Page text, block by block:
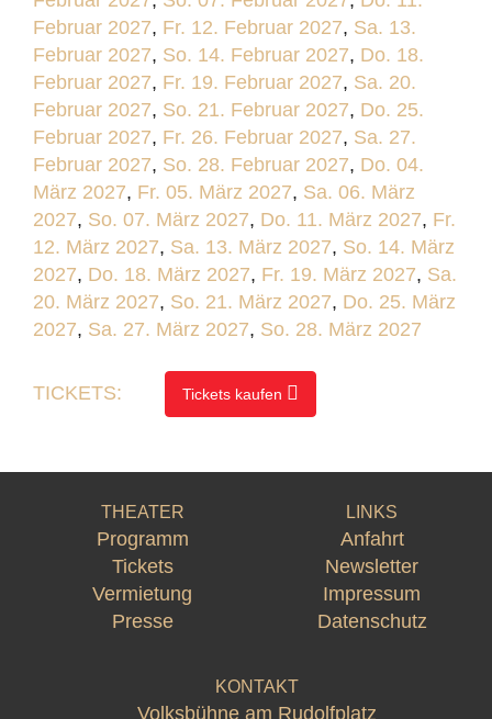
Februar 2027, Fr. 12. Februar 2027, Sa. 13.
Februar 2027, So. 14. Februar 2027, Do. 18.
Februar 2027, Fr. 19. Februar 2027, Sa. 20.
Februar 2027, So. 21. Februar 2027, Do. 25.
Februar 2027, Fr. 26. Februar 2027, Sa. 27.
Februar 2027, So. 28. Februar 2027, Do. 04.
März 2027, Fr. 05. März 2027, Sa. 06. März
2027, So. 07. März 2027, Do. 11. März 2027, Fr.
12. März 2027, Sa. 13. März 2027, So. 14. März
2027, Do. 18. März 2027, Fr. 19. März 2027, Sa.
20. März 2027, So. 21. März 2027, Do. 25. März
2027, Sa. 27. März 2027, So. 28. März 2027
TICKETS: Tickets kaufen
THEATER
Programm
Tickets
Vermietung
Presse
LINKS
Anfahrt
Newsletter
Impressum
Datenschutz
KONTAKT
Volksbühne am Rudolfplatz